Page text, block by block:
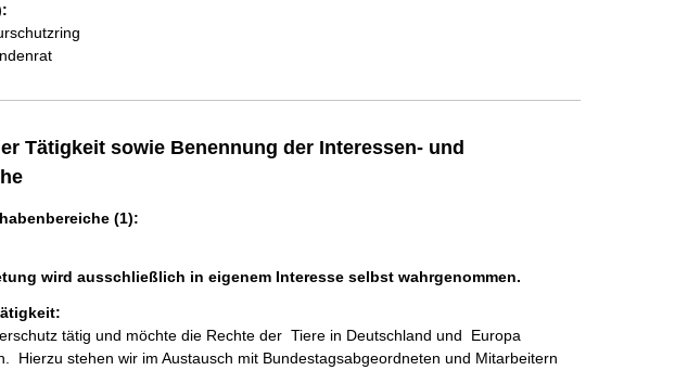
Tätigkeit sowie Benennung der Interessen- und
(1):
wird ausschließlich in eigenem Interesse selbst wahrgenommen.
tätig und möchte die Rechte der  Tiere in Deutschland und  Europa
Hierzu stehen wir im Austausch mit Bundestagsabgeordneten und Mitarbeitern